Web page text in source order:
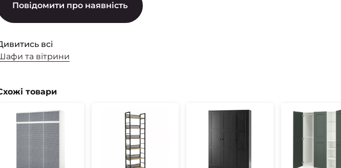
Повідомити про наявність
всі
та вітрини
товари